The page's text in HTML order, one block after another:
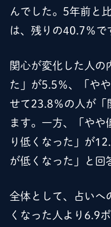
んでした。5年前と
は、残りの40.7％で
関心が変化した人の
た」が5.5％、「や
せて23.8％の人が「
ます。一方、「やや
り低くなった」が
が低くなった」と回
全体として、占いへ
くなった人より6.9